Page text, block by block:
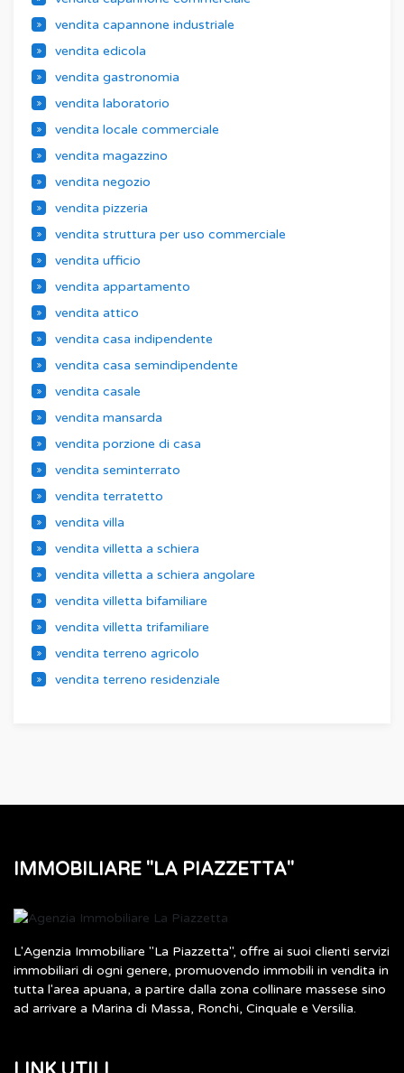
vendita capannone industriale
vendita edicola
vendita gastronomia
vendita laboratorio
vendita locale commerciale
vendita magazzino
vendita negozio
vendita pizzeria
vendita struttura per uso commerciale
vendita ufficio
vendita appartamento
vendita attico
vendita casa indipendente
vendita casa semindipendente
vendita casale
vendita mansarda
vendita porzione di casa
vendita seminterrato
vendita terratetto
vendita villa
vendita villetta a schiera
vendita villetta a schiera angolare
vendita villetta bifamiliare
vendita villetta trifamiliare
vendita terreno agricolo
vendita terreno residenziale
IMMOBILIARE "LA PIAZZETTA"
L'Agenzia Immobiliare "La Piazzetta", offre ai suoi clienti servizi
immobiliari di ogni genere, promuovendo immobili in vendita in
tutta l'area apuana, a partire dalla zona collinare massese sino
ad arrivare a Marina di Massa, Ronchi, Cinquale e Versilia.